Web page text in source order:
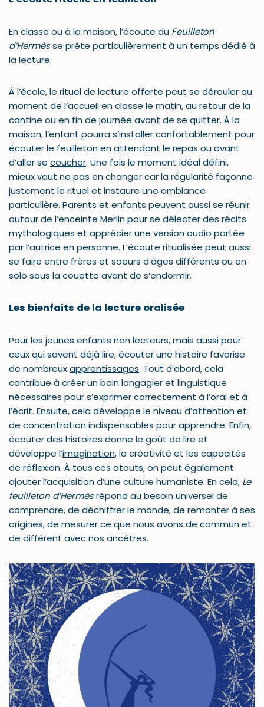
En classe ou à la maison, l’écoute du Feuilleton
d’Hermèsse prête particulièrement à un temps dédié à
la lecture.
À l’école, le rituel de lecture offerte peut se dérouler au
moment de l’accueil en classe le matin, au retour de la
cantine ou en fin de journée avant de se quitter. À la
maison, l’enfant pourra s’installer confortablement pour
écouter le feuilleton en attendant le repas ou avant
d’aller se coucher. Une fois le moment idéal défini,
mieux vaut ne pas en changer car la régularité façonne
justement le rituel et instaure une ambiance
particulière. Parents et enfants peuvent aussi se réunir
autour de l’enceinte Merlin pour se délecter des récits
mythologiques et apprécier une version audio portée
par l’autrice en personne. L’écoute ritualisée peut aussi
se faire entre frères et soeurs d’âges différents ou en
solo sous la couette avant de s’endormir.
Les bienfaits de la lecture oralisée
Pour les jeunes enfants non lecteurs, mais aussi pour
ceux qui savent déjà lire, écouter une histoire favorise
de nombreuxapprentissages. Tout d’abord, cela
contribue à créer un bain langagier et linguistique
nécessaires pour s’exprimer correctement à l’oral et à
l’écrit. Ensuite, cela développe le niveau d’attention et
de concentration indispensables pour apprendre. Enfin,
écouter des histoires donne le goût de lire et
développe l’imagination, la créativité et les capacités
de réflexion. À tous ces atouts, on peut également
ajouter l’acquisition d’une culture humaniste. En cela, Le
feuilleton d’Hermèsrépond au besoin universel de
comprendre, de déchiffrer le monde, de remonter à ses
origines, de mesurer ce que nous avons de commun et
de différent avec nos ancêtres.